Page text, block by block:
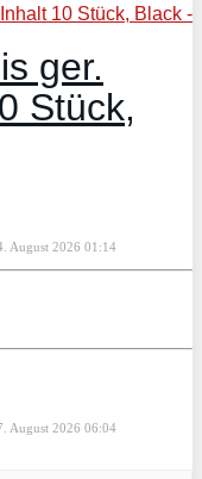
ger.
Stück,
August 2026 01:14
August 2026 06:04